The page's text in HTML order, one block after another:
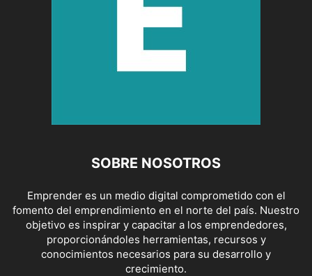
SOBRE NOSOTROS
Emprender es un medio digital comprometido con el
fomento del emprendimiento en el norte del país. Nuestro
objetivo es inspirar y capacitar a los emprendedores,
proporcionándoles herramientas, recursos y
conocimientos necesarios para su desarrollo y
crecimiento.